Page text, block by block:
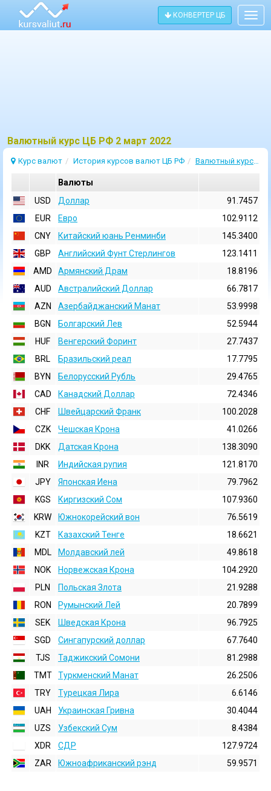
КОНВЕРТЕР ЦБ
Bалютный курс ЦБ РФ 2 март 2022
Курс валют История курсов валют ЦБ РФ Валютный курс 2 Март 2022
Валюты
USD
Доллар
91.7457
EUR
Евро
102.9112
CNY
Китайский юань Ренминби
145.3400
GBP
Английский Фунт Стерлингов
123.1411
AMD
Армянский Драм
18.8196
AUD
Австралийский Доллар
66.7817
AZN
Азербайджанский Манат
53.9998
BGN
Болгарский Лев
52.5944
HUF
Венгерский Форинт
27.7437
BRL
Бразильский реал
17.7795
BYN
Белорусский Рубль
29.4765
CAD
Канадский Доллар
72.4346
CHF
Швейцарский Франк
100.2028
CZK
Чешская Крона
41.0266
DKK
Датская Крона
138.3090
INR
Индийская pупия
121.8170
JPY
Японская Иена
79.7962
KGS
Киргизский Сом
107.9360
KRW
Южнокорейский вон
76.5619
KZT
Казахский Тенге
18.6621
MDL
Молдавский лей
49.8618
NOK
Норвежская Крона
104.2920
PLN
Польская Злота
21.9288
RON
Румынский Лей
20.7899
SEK
Шведская Крона
96.7925
SGD
Сингапурский доллар
67.7640
TJS
Таджикский Сомони
81.2988
TMT
Туркменский Манат
26.2506
TRY
Турецкая Лира
6.6146
UAH
Украинская Гривна
30.4044
UZS
Узбекский Сум
8.4384
XDR
СДР
127.9724
ZAR
Южноафриканский рэнд 59.9571